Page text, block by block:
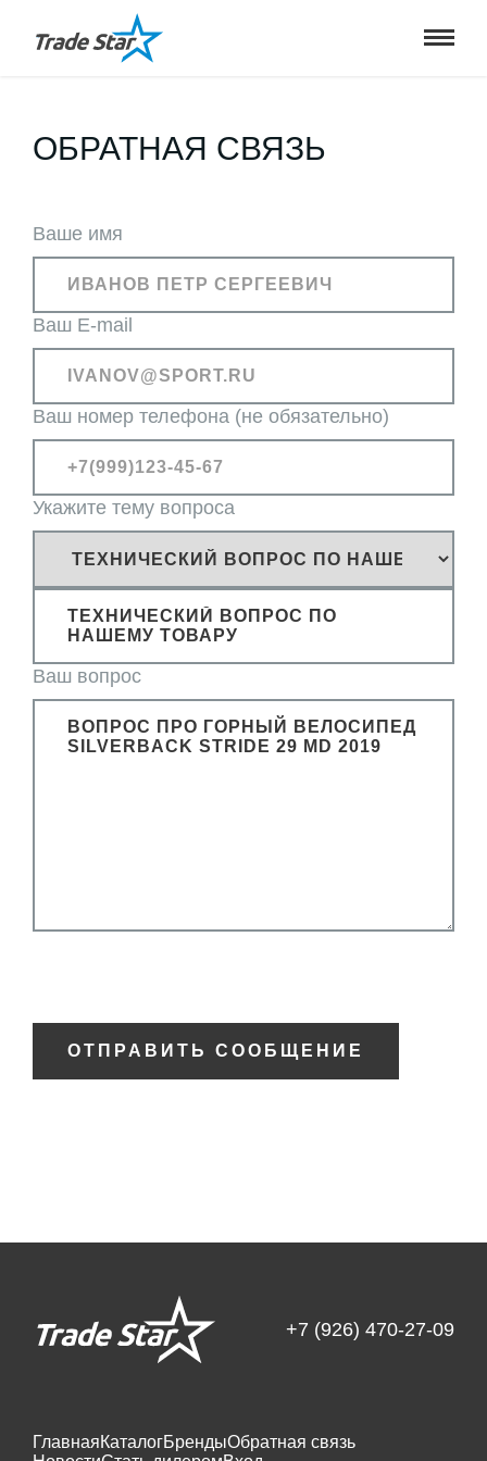
ОБРАТНАЯ СВЯЗЬ
Ваше имя
Ваш E-mail
Ваш номер телефона (не обязательно)
Укажите тему вопроса
ТЕХНИЧЕСКИЙ ВОПРОС ПО
НАШЕМУ ТОВАРУ
Ваш вопрос
ОТПРАВИТЬ СООБЩЕНИЕ
+7 (926) 470-27-09
ГлавнаяКаталогБрендыОбратная связь